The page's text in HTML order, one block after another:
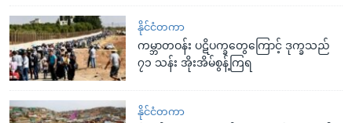
နိုင်ငံတကာ
ကမ္ဘာတဝန်း ပဋိပက္ခတွေကြောင့် ဒုက္ခသည်
၇၁ သန်း အိုးအိမ်စွန့်ကြရ
နိုင်ငံတကာ